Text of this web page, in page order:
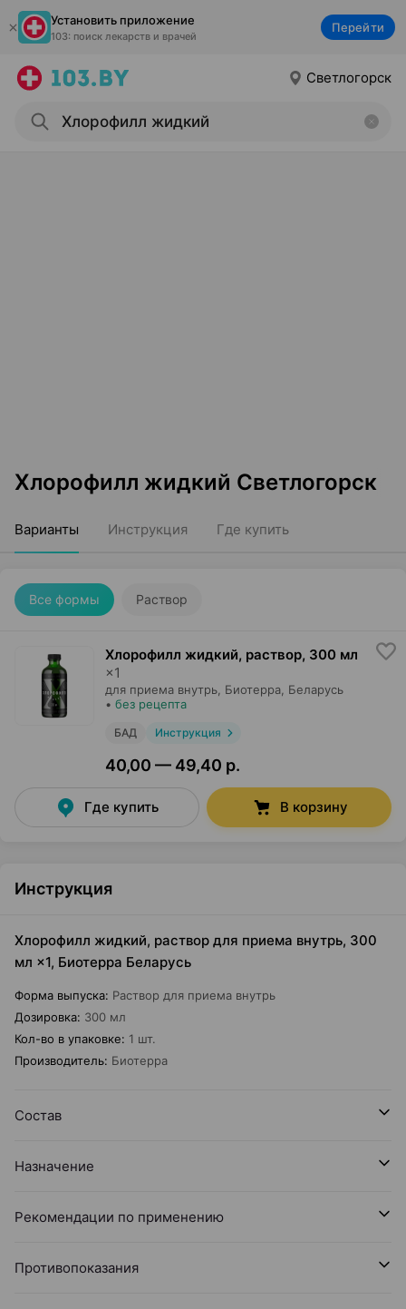
Установить приложение
103: поиск лекарств и врачей
Перейти
Светлогорск
Хлорофилл жидкий Светлогорск
Варианты Инструкция Где купить
Все формы Раствор
Хлорофилл жидкий, раствор, 300 мл
×1
для приема внутрь, Биотерра , Беларусь
• без рецепта
БАД Инструкция
40,00 — 49,40 р.
Где купить В корзину
Инструкция
Хлорофилл жидкий, раствор для приема внутрь, 300
мл ×1, Биотерра Беларусь
Форма выпуска: Раствор для приема внутрь
Дозировка: 300 мл
Кол-во в упаковке: 1 шт.
Производитель: Биотерра
Состав
Назначение
Рекомендации по применению
Противопоказания